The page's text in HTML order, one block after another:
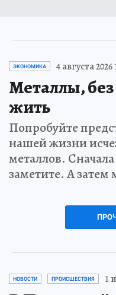
ЭКОНОМИКА 4 августа 2026
Металлы,
жить
Попробуйте
нашей жизни
металлов.
заметите. А
НОВОСТИ ПРОИСШЕСТВИЯ 1